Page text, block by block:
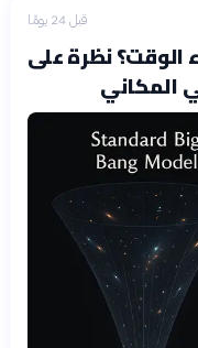
قبل 24 يومًا
الوقت؟ نظرة على
المكاني